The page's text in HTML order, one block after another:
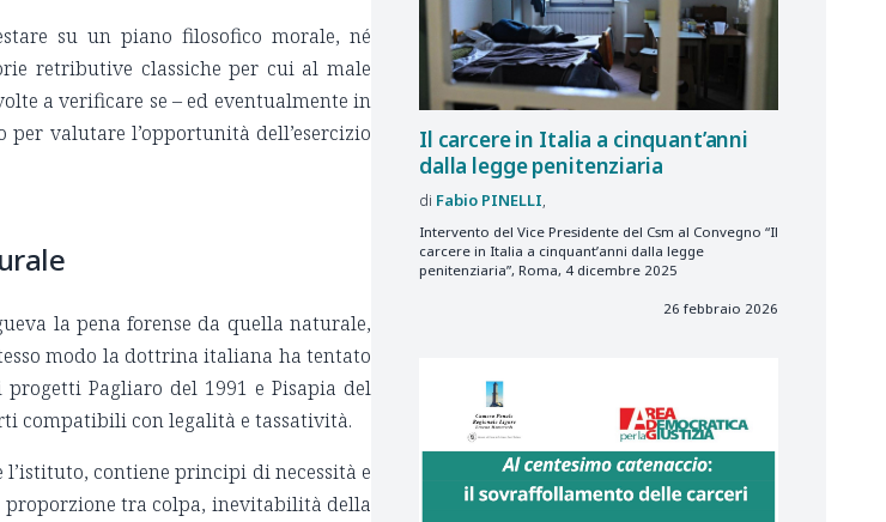
su un piano filosofico morale, né
retributive classiche per cui al male
a verificare se – ed eventualmente in
valutare l’opportunità dell’esercizio
la pena forense da quella naturale,
modo la dottrina italiana ha tentato
Pagliaro del 1991 e Pisapia del
compatibili con legalità e tassatività.
contiene principi di necessità e
tra colpa, inevitabilità della
Il carcere in Italia a cinquant’anni
dalla legge penitenziaria
Fabio PINELLI
Intervento del Vice Presidente del Csm al Convegno “Il
carcere in Italia a cinquant’anni dalla legge
penitenziaria”, Roma, 4 dicembre 2025
26 febbraio 2026